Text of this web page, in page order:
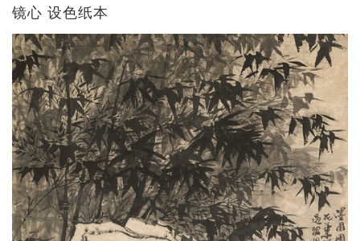
镜心 设色纸本